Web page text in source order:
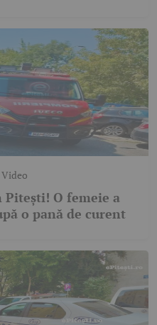
Video
O femeie a
o pană de curent